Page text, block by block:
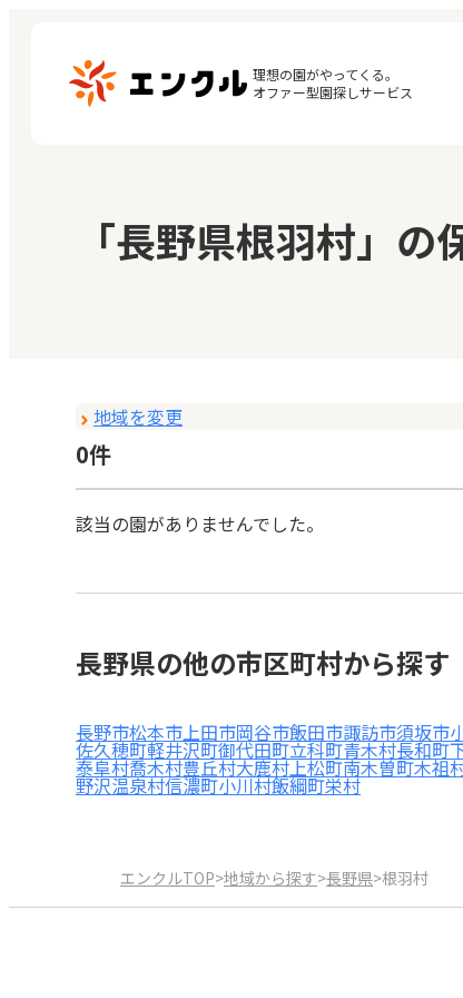
理想の園がやってくる。
オファー型園探しサービス
保育園・幼稚園を探す
地図から探す
「長野県根羽村」
地域を変更
0件
該当の園がありませんでした。
長野県の他の市区町村から探す
長野市松本市上田市岡谷市飯田市諏訪市須坂市
佐久穂町軽井沢町御代田町立科町青木村長和町
泰阜村喬木村豊丘村大鹿村上松町南木曽町木祖
野沢温泉村信濃町小川村飯綱町栄村
エンクルTOP>地域から探す>長野県>根羽村